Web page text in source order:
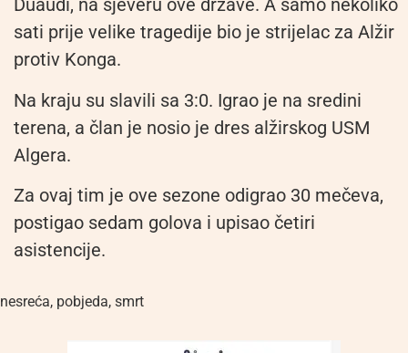
Duaudi, na sjeveru ove države. A samo nekoliko
sati prije velike tragedije bio je strijelac za Alžir
protiv Konga.
Na kraju su slavili sa 3:0. Igrao je na sredini
terena, a član je nosio je dres alžirskog USM
Algera.
Za ovaj tim je ove sezone odigrao 30 mečeva,
postigao sedam golova i upisao četiri
asistencije.
nesreća, pobjeda, smrt